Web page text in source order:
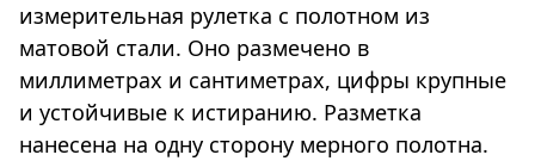
измерительная рулетка с полотном из
матовой стали. Оно размечено в
миллиметрах и сантиметрах, цифры крупные
и устойчивые к истиранию. Разметка
нанесена на одну сторону мерного полотна.